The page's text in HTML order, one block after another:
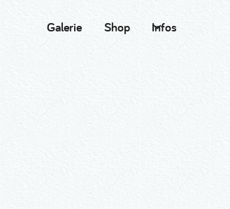
Galerie Shop Infos